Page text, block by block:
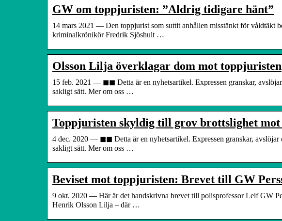
GW om toppjuristen: ”Aldrig tidigare hänt”
14 mars 2021 — Den toppjurist som suttit anhållen misstänkt för våldtäkt
kriminalkrönikör Fredrik Sjöshult …
Olsson Lilja överklagar dom mot toppjuristen
15 feb. 2021 — ◼︎◼︎ Detta är en nyhetsartikel. Expressen granskar,
sakligt sätt. Mer om oss …
Toppjuristen skyldig till grov brottslighet
4 dec. 2020 — ◼︎◼︎ Detta är en nyhetsartikel. Expressen granskar, avslöjar
sakligt sätt. Mer om oss …
Beviset mot toppjuristen: Brevet till GW
9 okt. 2020 — Här är det handskrivna brevet till polisprofessor Leif GW
Henrik Olsson Lilja – där …